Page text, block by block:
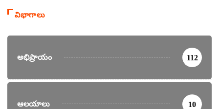
విభాగాలు
అభిప్రాయం 112
ఆలయాలు 10